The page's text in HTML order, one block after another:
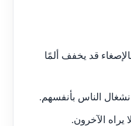
قد يخفف ألمًا
الناس بأنفسهم.
يراه الآخرون.